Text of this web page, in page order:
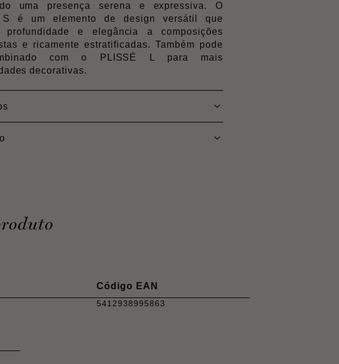
uma presença serena e expressiva. O
S é um elemento de design versátil que
profundidade e elegância a composições
e ricamente estratificadas. Também pode
com o PLISSÉ L para mais
decorativas.
Código EAN
5412938995863